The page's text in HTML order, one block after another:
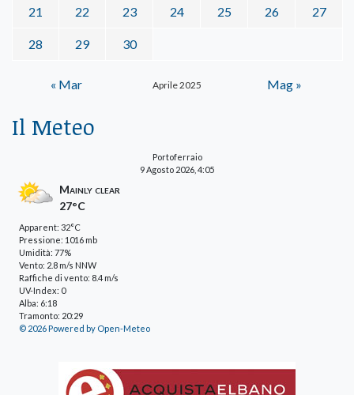
Aprile 2025
21 22 23 24 25 26 27
28 29 30
« Mar Mag »
Il Meteo
Portoferraio
9 Agosto 2026, 4:05
Mainly clear
27°C
Apparent: 32°C
Pressione: 1016 mb
Umidità: 77%
Vento: 2.8 m/s NNW
Raffiche di vento: 8.4 m/s
UV-Index: 0
Alba: 6:18
Tramonto: 20:29
© 2026 Powered by Open-Meteo